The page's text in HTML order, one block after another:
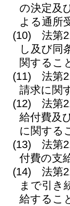
の決定及
よる通所
(10)
法第
し及び同
関するこ
(11)
法第
請求に関
(12)
法第
給付費及
に関する
(13)
法第
付費の支
(14)
法第
まで引き
給するこ